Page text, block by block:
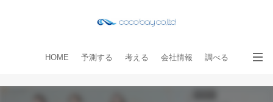
HOME 予測する 考える 会社情報 調べる
お問い合わせ